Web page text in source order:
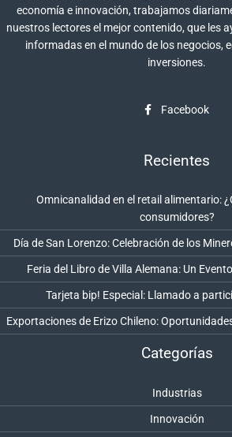
economía e innovación, trabajamos
nuestros lectores el mejor contenido, que les
informadas en el mundo de los negocios,
inversiones.
Facebook
Recientes
Omnicanalidad en el retail alimentario:
consumidores?
Día de San Lorenzo: Celebración de los
Feria del Libro de Villa Alemana: Un
Tarjeta bip! Especial: Llamado a
Exportaciones de Erizo Chileno:
Categorías
Industrias
Innovación